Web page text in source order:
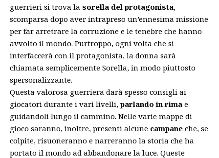
guerrieri si trova la sorella del protagonista,
scomparsa dopo aver intrapreso un’ennesima missione
per far arretrare la corruzione e le tenebre che hanno
avvolto il mondo. Purtroppo, ogni volta che si
interfaccerà con il protagonista, la donna sarà
chiamata semplicemente Sorella, in modo piuttosto
spersonalizzante.
Questa valorosa guerriera darà spesso consigli ai
giocatori durante i vari livelli,parlando in rima e
guidandoli lungo il cammino. Nelle varie mappe di
gioco saranno, inoltre, presenti alcune campane che, se
colpite, risuoneranno e narreranno la storia che ha
portato il mondo ad abbandonare la luce. Queste